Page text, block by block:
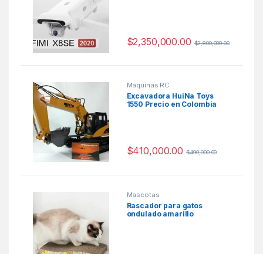
$2,350,000.00 $2,800,000.00
Maquinas RC
Excavadora HuiNa Toys
1550 Precio en Colombia
$410,000.00 $490,000.00
Mascotas
Rascador para gatos
ondulado amarillo